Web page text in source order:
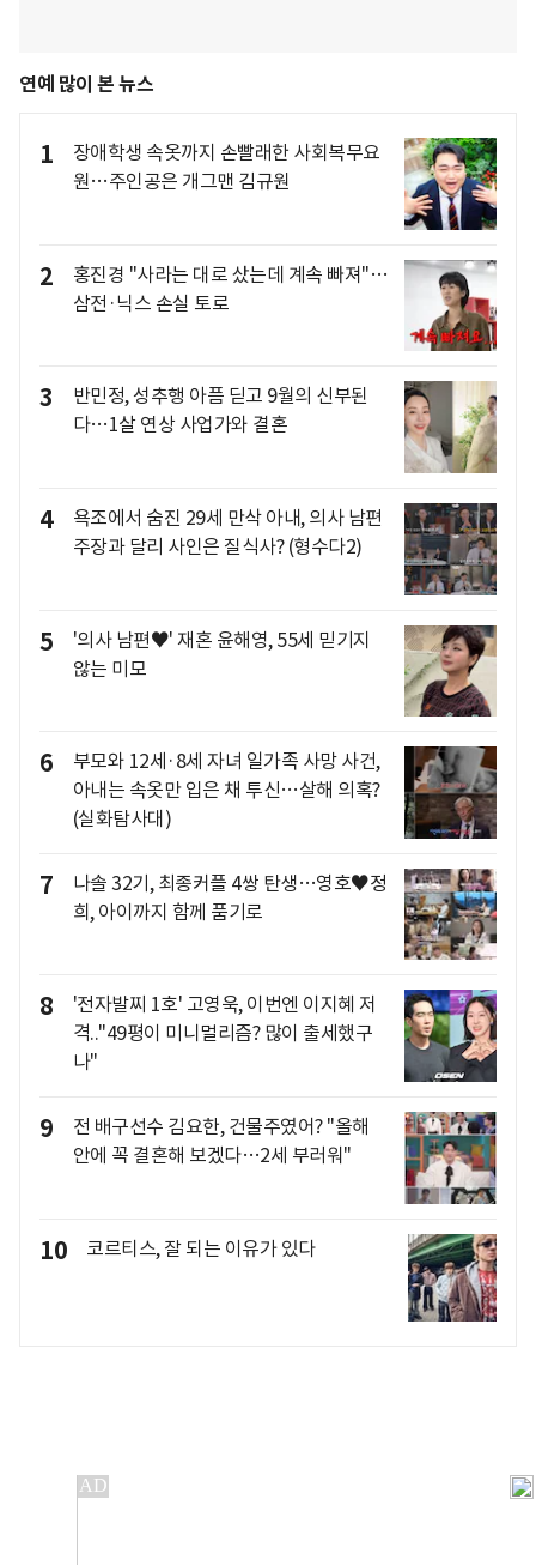
연예 많이 본 뉴스
1
장애학생 속옷까지 손빨래한 사회복무요
원…주인공은 개그맨 김규원
2
홍진경 "사라는 대로 샀는데 계속 빠져"…
삼전·닉스 손실 토로
3
반민정, 성추행 아픔 딛고 9월의 신부된
다…1살 연상 사업가와 결혼
4
욕조에서 숨진 29세 만삭 아내, 의사 남편
주장과 달리 사인은 질식사? (형수다2)
5
'의사 남편♥' 재혼 윤해영, 55세 믿기지
않는 미모
6
부모와 12세·8세 자녀 일가족 사망 사건,
아내는 속옷만 입은 채 투신…살해 의혹?
(실화탐사대)
7
나솔 32기, 최종커플 4쌍 탄생…영호♥정
희, 아이까지 함께 품기로
8
'전자발찌 1호' 고영욱, 이번엔 이지혜 저
격.."49평이 미니멀리즘? 많이 출세했구
나"
9
전 배구선수 김요한, 건물주였어? "올해
안에 꼭 결혼해 보겠다…2세 부러워"
10 코르티스, 잘 되는 이유가 있다